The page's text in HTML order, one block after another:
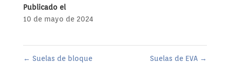
Publicado el
10 de mayo de 2024
← Suelas de bloque Suelas de EVA →